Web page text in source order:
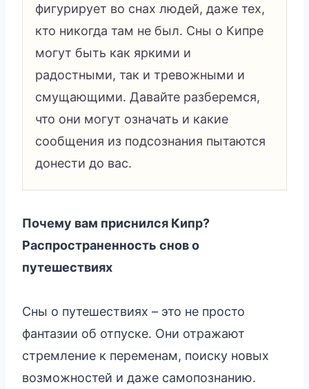
фигурирует во снах людей, даже тех,
кто никогда там не был. Сны о Кипре
могут быть как яркими и
радостными, так и тревожными и
смущающими. Давайте разберемся,
что они могут означать и какие
сообщения из подсознания пытаются
донести до вас.
Почему вам приснился Кипр?
Распространенность снов о
путешествиях
Сны о путешествиях – это не просто
фантазии об отпуске. Они отражают
стремление к переменам, поиску новых
возможностей и даже самопознанию.